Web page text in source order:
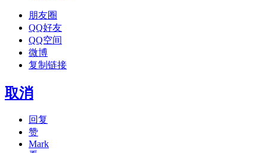
朋友圈
QQ好友
QQ空间
微博
复制链接
取消
回复
赞
Mark